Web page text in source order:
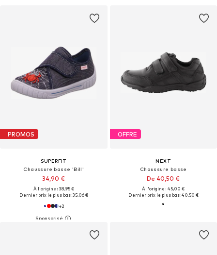
PROMOS
SUPERFIT
Chaussure basse 'Bill'
34,90 €
À l'origine : 38,95 €
Dernier prix le plus bas :35,06 €
+2
OFFRE
NEXT
Chaussure basse
De 40,50 €
À l'origine : 45,00 €
Dernier prix le plus bas :40,50 €